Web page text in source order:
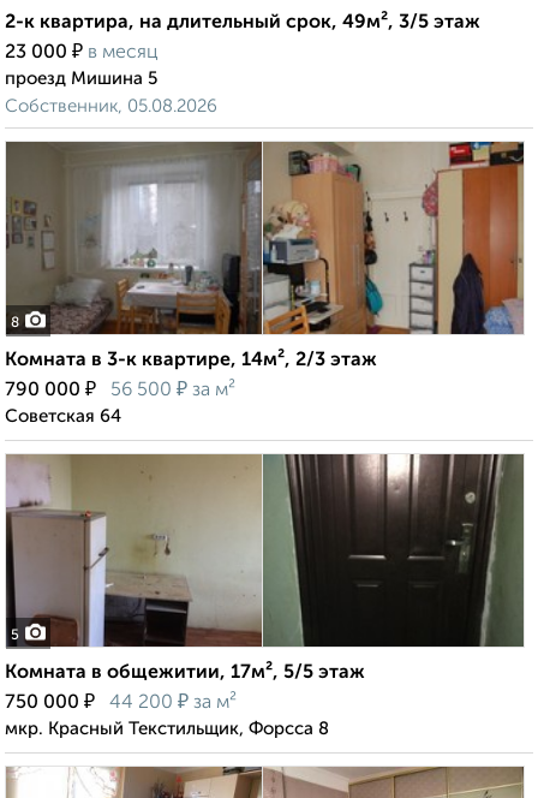
2-к квартира, на длительный срок, 49м², 3/5 этаж
23 000 ₽ в месяц
проезд Мишина 5
Собственник, 05.08.2026
8
Комната в 3-к квартире, 14м², 2/3 этаж
790 000 ₽ 56 500 ₽ за м²
Советская 64
5
Комната в общежитии, 17м², 5/5 этаж
750 000 ₽ 44 200 ₽ за м²
мкр. Красный Текстильщик, Форсса 8